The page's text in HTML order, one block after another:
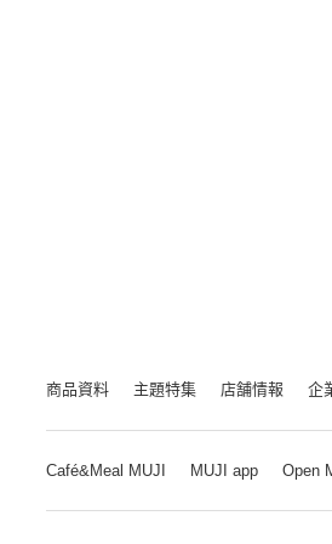
商品資料 主題特集 店舗情報 企
Café&Meal MUJI MUJI app Open